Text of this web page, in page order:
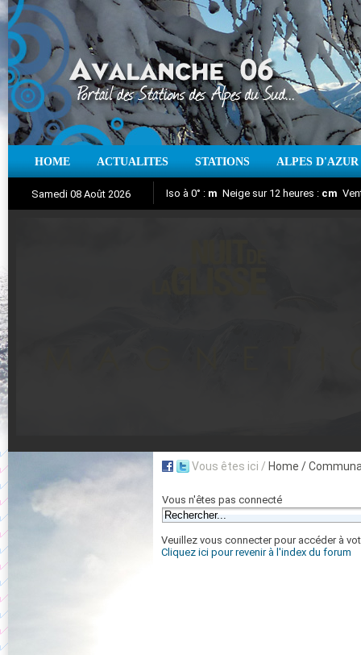
HOME ACTUALITES STATIONS ALPES D'AZUR
Samedi 08 Août 2026 Iso à 0° : m Neige sur 12 heures : cm
Vous êtes ici / Home /
Vous n'êtes pas connecté
Veuillez vous connecter pour accéder à
Cliquez ici pour revenir à l'index du forum